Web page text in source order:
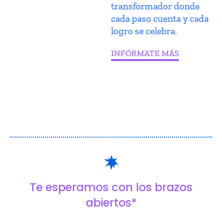
transformador donde
cada paso cuenta y cada
logro se celebra.
INFÓRMATE MÁS
Te esperamos con los brazos
abiertos*